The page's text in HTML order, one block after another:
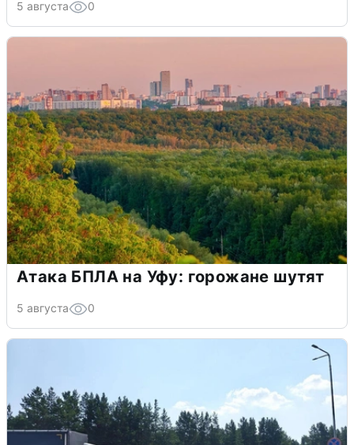
5 августа 0
Атака БПЛА на Уфу: горожане шутят
5 августа 0